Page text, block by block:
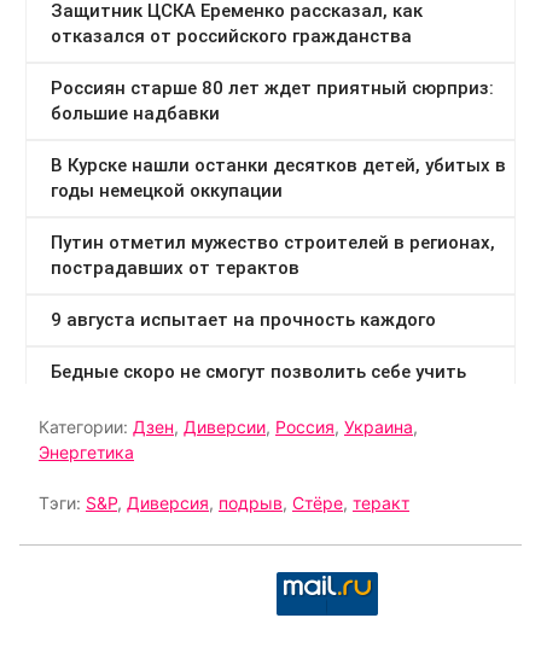
Категории: Дзен, Диверсии, Россия, Украина,
Энергетика
Тэги: S&P, Диверсия, подрыв, Стёре, теракт